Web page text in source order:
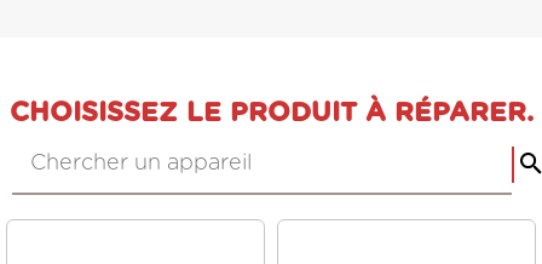
CHOISISSEZ LE PRODUIT À RÉPARER.